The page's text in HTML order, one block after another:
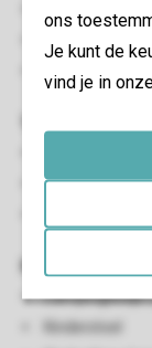
ons
Je kunt de
vind je in
Eethoek
Campingbedje
Kinderstoel